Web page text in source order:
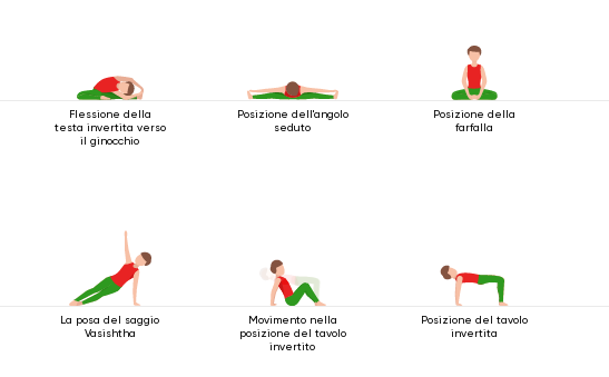
Flessione della
testa invertita verso
il ginocchio
Posizione dell'angolo
seduto
Posizione della
farfalla
La posa del saggio
Vasishtha
Movimento nella
posizione del tavolo
invertito
Posizione del tavolo
invertita